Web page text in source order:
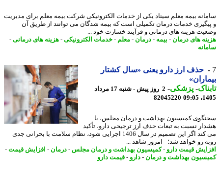
بیمه معلم سیناد یکی از خدمات الکترونیکی شرکت بیمه معلم برای مدیریت
خدمات درمان تکمیلی است که بیمه شدگان می توانند از طریق آن
هزینه های درمانی و فرآیند خسارت خود ...
های درمان -بیمه -درمان -معلم-خدمات الکترونیکی-هزینه های درمانی-
حذف ارز دارو یعنی «سال کشتار
-پزشکی-
2 روز پیش - شنبه 17 مرداد
82045220
کمیسیون بهداشت و درمان مجلس، با
نسبت به تبعات حذف ارز ترجیحی دارو، تأکید
می کند اگر این تصمیم در سال 1406 اجرایی شود، نظام سلامت با بحرانی جدی
رو خواهد شد؛ - امروز شاهد ...
قیمت دارو - کمیسیون بهداشت و درمان مجلس-درمان -افزایش قیمت-
بهداشت و درمان -دارو - قیمت دارو